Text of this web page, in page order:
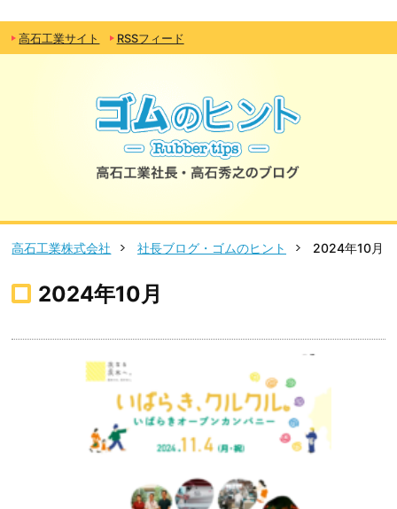
高石工業サイト RSSフィード
高石工業株式会社 社長ブログ・ゴムのヒント 2024年10月
2024年10月